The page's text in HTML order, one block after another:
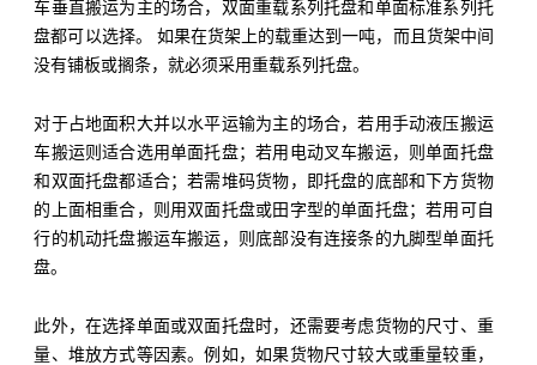
车垂直搬运为主的场合，双面重载系列托盘和单面标准系列托
盘都可以选择。 如果在货架上的载重达到一吨，而且货架中间
没有铺板或搁条，就必须采用重载系列托盘。
对于占地面积大并以水平运输为主的场合，若用手动液压搬运
车搬运则适合选用单面托盘；若用电动叉车搬运，则单面托盘
和双面托盘都适合；若需堆码货物，即托盘的底部和下方货物
的上面相重合，则用双面托盘或田字型的单面托盘；若用可自
行的机动托盘搬运车搬运，则底部没有连接条的九脚型单面托
盘。
此外，在选择单面或双面托盘时，还需要考虑货物的尺寸、重
量、堆放方式等因素。例如，如果货物尺寸较大或重量较重，